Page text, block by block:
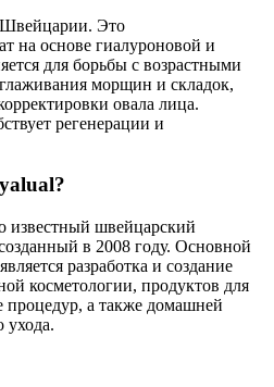
Это
на основе гиалуроновой и
для борьбы с возрастными
морщин и складок,
овала лица.
регенерации и
известный швейцарский
в 2008 году. Основной
разработка и создание
косметологии, продуктов для
процедур, а также домашней
ухода.